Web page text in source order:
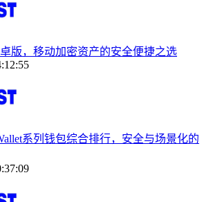
卓版，移动加密资产的安全便捷之选
系列钱包综合排行，安全与场景化的